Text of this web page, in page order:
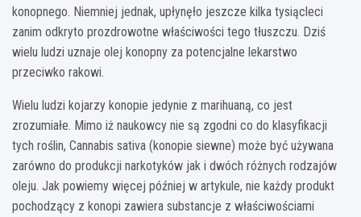
konopnego. Niemniej jednak, upłynęło jeszcze kilka tysiącleci
zanim odkryto prozdrowotne właściwości tego tłuszczu. Dziś
wielu ludzi uznaje olej konopny za potencjalne lekarstwo
przeciwko rakowi.
Wielu ludzi kojarzy konopie jedynie z marihuaną, co jest
zrozumiałe. Mimo iż naukowcy nie są zgodni co do klasyfikacji
tych roślin, Cannabis sativa (konopie siewne) może być używana
zarówno do produkcji narkotyków jak i dwóch różnych rodzajów
oleju. Jak powiemy więcej później w artykule, nie każdy produkt
pochodzący z konopi zawiera substancje z właściwościami